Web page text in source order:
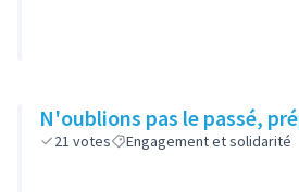
N'oublions pas le passé,
21 votes Engagement et solidarité